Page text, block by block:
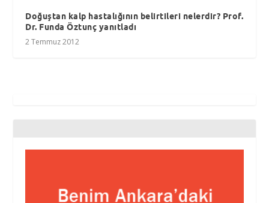
Doğuştan kalp hastalığının belirtileri nelerdir? Prof.
Dr. Funda Öztunç yanıtladı
2 Temmuz 2012